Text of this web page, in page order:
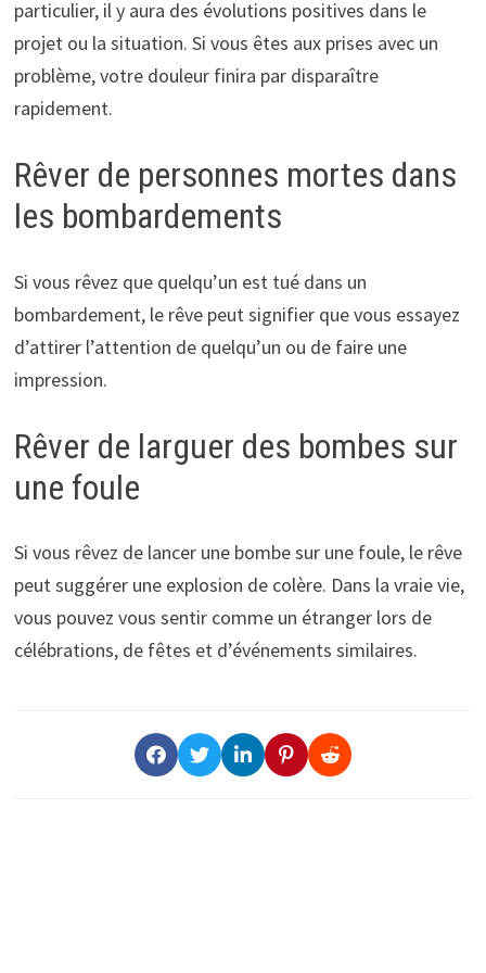
particulier, il y aura des évolutions positives dans le
projet ou la situation. Si vous êtes aux prises avec un
problème, votre douleur finira par disparaître
rapidement.
Rêver de personnes mortes dans
les bombardements
Si vous rêvez que quelqu’un est tué dans un
bombardement, le rêve peut signifier que vous essayez
d’attirer l’attention de quelqu’un ou de faire une
impression.
Rêver de larguer des bombes sur
une foule
Si vous rêvez de lancer une bombe sur une foule, le rêve
peut suggérer une explosion de colère. Dans la vraie vie,
vous pouvez vous sentir comme un étranger lors de
célébrations, de fêtes et d’événements similaires.